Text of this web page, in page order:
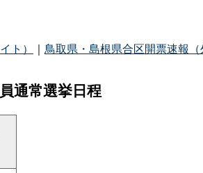
ト）
｜ 鳥取県・島根県合区開票速報（
通常選挙日程